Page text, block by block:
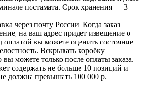
постамата. Срок хранения — 3
через почту России. Когда заказ
на ваш адрес придет извещение о
оплатой вы можете оценить состояние
Вскрывать коробку
вы можете только после оплаты заказа.
содержать не больше 10 позиций и
должна превышать 100 000 р.